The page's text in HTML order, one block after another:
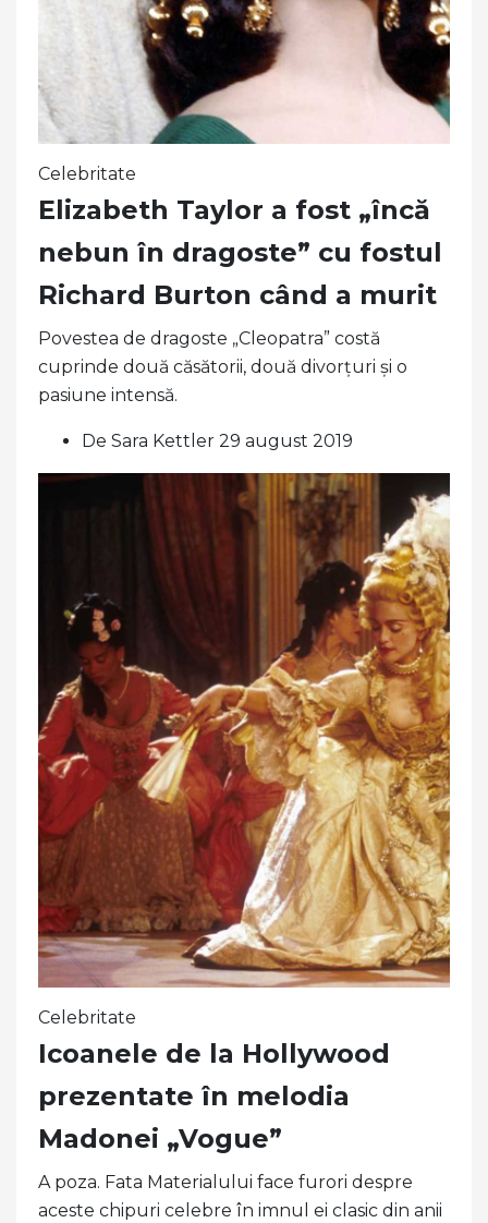
Celebritate
Elizabeth Taylor a fost „încă
nebun în dragoste” cu fostul
Richard Burton când a murit
Povestea de dragoste „Cleopatra” costă
cuprinde două căsătorii, două divorțuri și o
pasiune intensă.
De Sara Kettler 29 august 2019
Celebritate
Icoanele de la Hollywood
prezentate în melodia
Madonei „Vogue”
A poza. Fata Materialului face furori despre
aceste chipuri celebre în imnul ei clasic din anii